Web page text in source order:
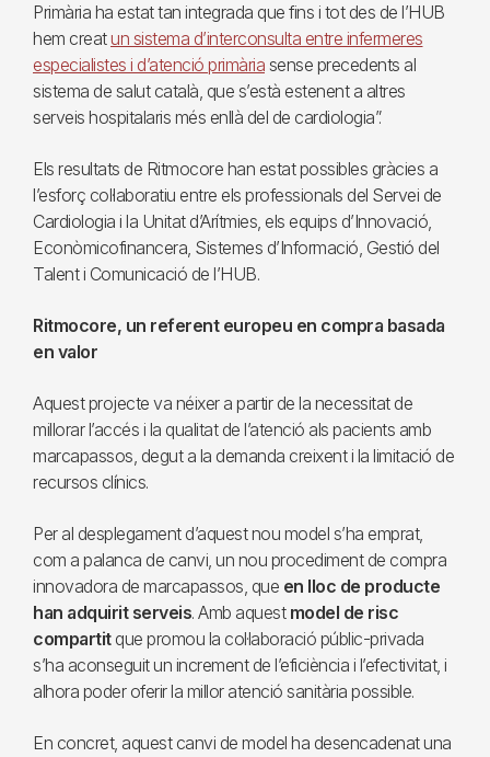
Primària ha estat tan integrada que fins i tot des de l’HUB
hem creatun sistema d’interconsulta entre infermeres
especialistes i d’atenció primària sense precedents al
sistema de salut català, que s’està estenent a altres
serveis hospitalaris més enllà del de cardiologia”.
Els resultats de Ritmocore han estat possibles gràcies a
l’esforç col·laboratiu entre els professionals del Servei de
Cardiologia i la Unitat d’Arítmies, els equips d’Innovació,
Econòmicofinancera, Sistemes d’Informació, Gestió del
Talent i Comunicació de l’HUB.
Ritmocore, un referent europeu en compra basada
en valor
Aquest projecte va néixer a partir de la necessitat de
millorar l’accés i la qualitat de l’atenció als pacients amb
marcapassos, degut a la demanda creixent i la limitació de
recursos clínics.
Per al desplegament d’aquest nou model s’ha emprat,
com a palanca de canvi, un nou procediment de compra
innovadora de marcapassos, que en lloc de producte
han adquirit serveis. Amb aquest model de risc
compartitque promou la col·laboració públic-privada
s’ha aconseguit un increment de l’eficiència i l’efectivitat, i
alhora poder oferir la millor atenció sanitària possible.
En concret, aquest canvi de model ha desencadenat una